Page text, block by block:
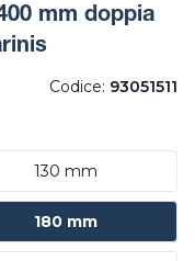
mm doppia
Codice: 93051511
130 mm
180 mm